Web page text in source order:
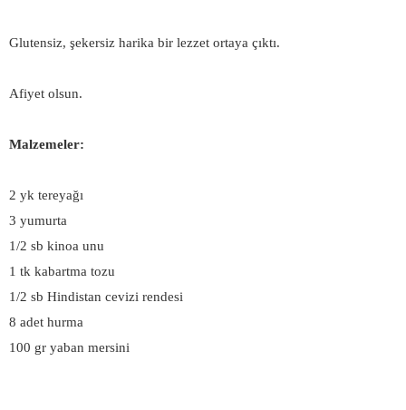
Glutensiz, şekersiz harika bir lezzet ortaya çıktı.
Afiyet olsun.
Malzemeler:
2 yk tereyağı
3 yumurta
1/2 sb kinoa unu
1 tk kabartma tozu
1/2 sb Hindistan cevizi rendesi
8 adet hurma
100 gr yaban mersini